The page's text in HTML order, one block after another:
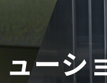
ューシ